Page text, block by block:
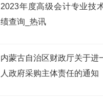
2023年度高级会计专业技
绩查询_热讯
内蒙古自治区财政厅关于进
人政府采购主体责任的通知